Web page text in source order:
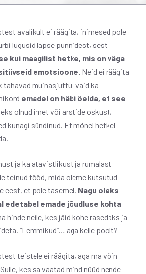
avalikult ei räägita, inimesed pole
lugusid lapse punnidest, sest
kui maagilist hetke, mis on väga
emotsioone. Neid ei räägita
tahavad muinasjuttu, vaid ka
emadel on häbi öelda, et see
olnud imet või arstide oskust,
kunagi sündinud. Et mõnel hetkel
ja ka atavistlikust ja rumalast
teinud tööd, mida oleme kutsutud
eest, et pole tasemel. Nagu oleks
edetabel emade jõudluse kohta
hinde neile, kes jäid kohe rasedaks ja
“Lemmikud”… aga kelle poolt?
teistele ei räägita, aga ma võin
kes sa vaatad mind nüüd nende